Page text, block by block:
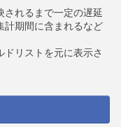
れるまで一定の遅延
計期間に含まれるなど
リストを元に表示さ